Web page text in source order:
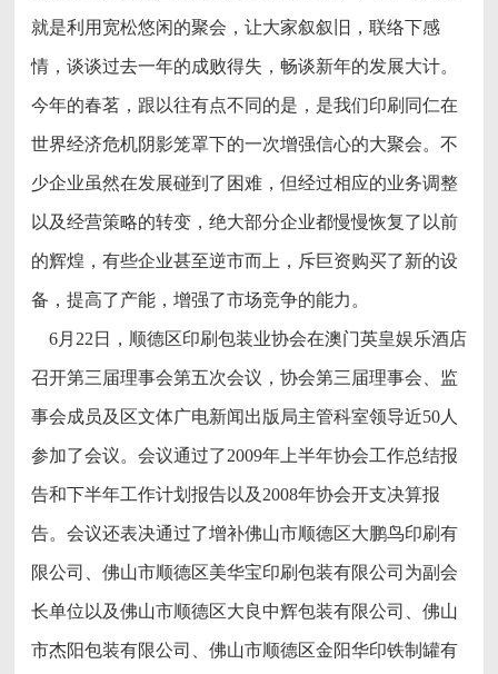
就是利用宽松悠闲的聚会，让大家叙叙旧，联络下感
情，谈谈过去一年的成败得失，畅谈新年的发展大计。
今年的春茗，跟以往有点不同的是，是我们印刷同仁在
世界经济危机阴影笼罩下的一次增强信心的大聚会。不
少企业虽然在发展碰到了困难，但经过相应的业务调整
以及经营策略的转变，绝大部分企业都慢慢恢复了以前
的辉煌，有些企业甚至逆市而上，斥巨资购买了新的设
备，提高了产能，增强了市场竞争的能力。
6月22日，顺德区印刷包装业协会在澳门英皇娱乐酒店
召开第三届理事会第五次会议，协会第三届理事会、监
事会成员及区文体广电新闻出版局主管科室领导近50人
参加了会议。会议通过了2009年上半年协会工作总结报
告和下半年工作计划报告以及2008年协会开支决算报
告。会议还表决通过了增补佛山市顺德区大鹏鸟印刷有
限公司、佛山市顺德区美华宝印刷包装有限公司为副会
长单位以及佛山市顺德区大良中辉包装有限公司、佛山
市杰阳包装有限公司、佛山市顺德区金阳华印铁制罐有